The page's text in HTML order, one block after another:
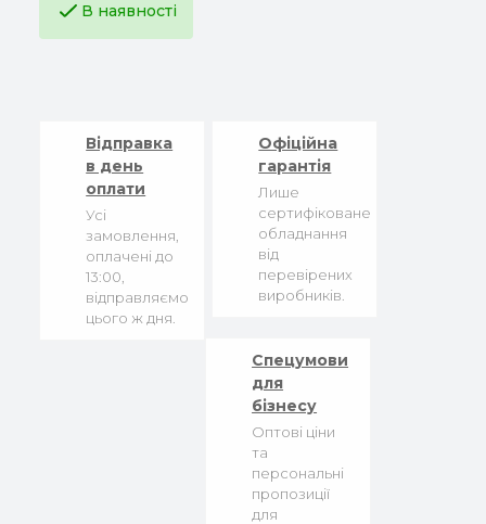
В наявності
Відправка
в день
оплати
Усі
замовлення,
оплачені до
13:00,
відправляємо
цього ж дня.
Офіційна
гарантія
Лише
сертифіковане
обладнання
від
перевірених
виробників.
Спецумови
для
бізнесу
Оптові ціни
та
персональні
пропозиції
для